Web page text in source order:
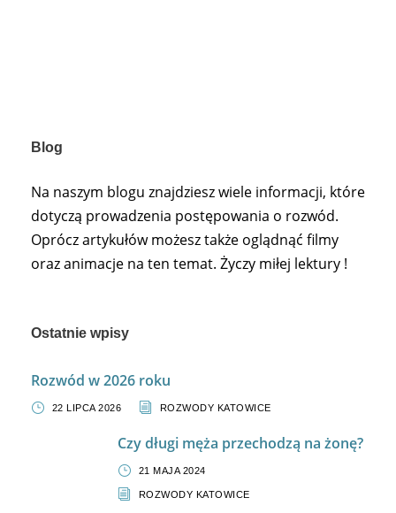
Blog
Na naszym blogu znajdziesz wiele informacji, które
dotyczą prowadzenia postępowania o rozwód.
Oprócz artykułów możesz także oglądnąć filmy
oraz animacje na ten temat. Życzy miłej lektury !
Ostatnie wpisy
Rozwód w 2026 roku
22 LIPCA 2026 ROZWODY KATOWICE
Czy długi męża przechodzą na żonę?
21 MAJA 2024
ROZWODY KATOWICE